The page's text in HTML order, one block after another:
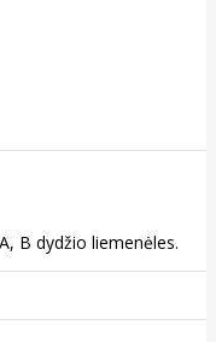
B dydžio liemenėles.